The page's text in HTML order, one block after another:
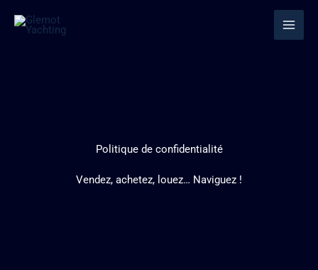
Politique de confidentialité
Vendez, achetez, louez… Naviguez !